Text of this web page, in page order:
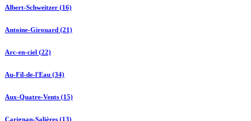
Albert-Schweitzer (16)
Antoine-Girouard (21)
Arc-en-ciel (22)
Au-Fil-de-l'Eau (34)
Aux-Quatre-Vents (15)
Carignan-Salières (13)